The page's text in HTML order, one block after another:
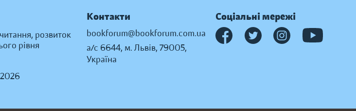
розвиток
рівня
Контакти
bookforum@bookforum.com.ua
а/с 6644, м. Львів, 79005,
Україна
Соціальні мережі